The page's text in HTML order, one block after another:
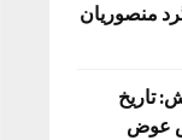
منصوریان
تاریخ
عوض